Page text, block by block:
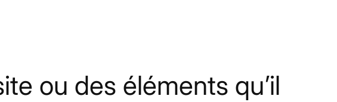
ou des éléments qu’il